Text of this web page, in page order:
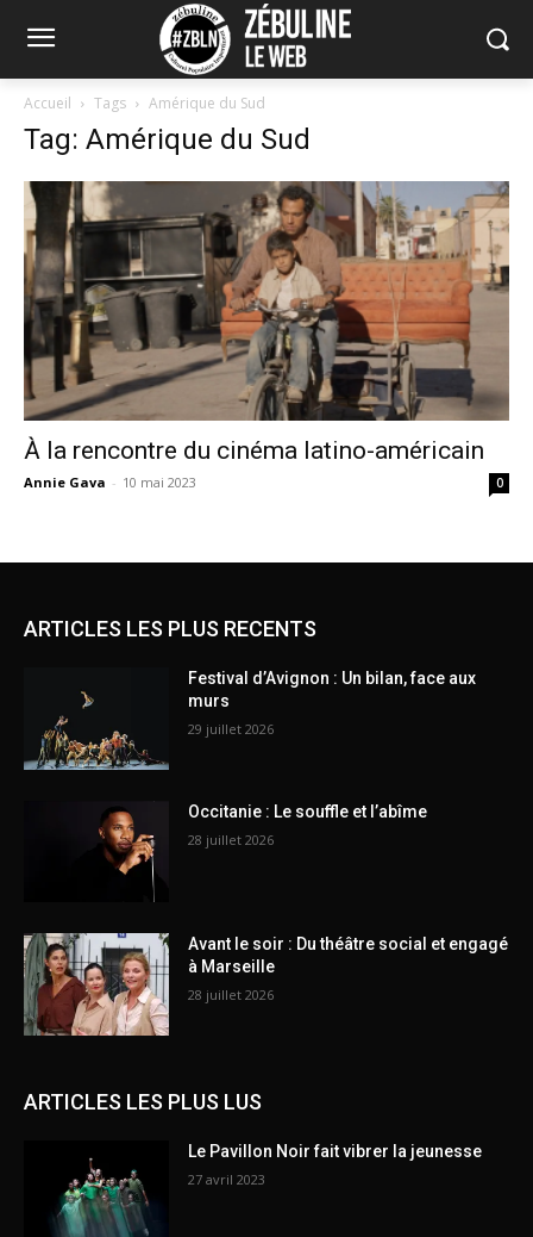
Accueil Tags Amérique du Sud
Tag: Amérique du Sud
À la rencontre du cinéma latino-américain
Annie Gava - 10 mai 2023 0
ARTICLES LES PLUS RECENTS
Festival d’Avignon : Un bilan, face aux
murs
29 juillet 2026
Occitanie : Le souffle et l’abîme
28 juillet 2026
Avant le soir : Du théâtre social et engagé
à Marseille
28 juillet 2026
ARTICLES LES PLUS LUS
Le Pavillon Noir fait vibrer la jeunesse
27 avril 2023